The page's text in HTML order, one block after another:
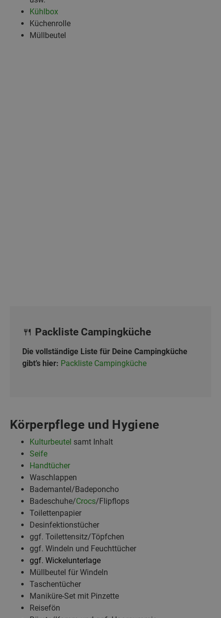
Kühlbox
Küchenrolle
Müllbeutel
🍴 Packliste Campingküche
Die vollständige Liste für Deine Campingküche
gibt’s hier: Packliste Campingküche
Körperpflege und Hygiene
Kulturbeutel samt Inhalt
Seife
Handtücher
Waschlappen
Bademantel/Badeponcho
Badeschuhe/Crocs/Flipflops
Toilettenpapier
Desinfektionstücher
ggf. Toilettensitz/Töpfchen
ggf. Windeln und Feuchttücher
ggf. Wickelunterlage
Müllbeutel für Windeln
Taschentücher
Maniküre-Set mit Pinzette
Reisefön